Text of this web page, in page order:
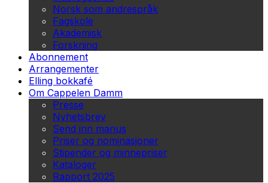
Norsk som andrespråk
Fagskole
Akademisk
Forskning
Abonnement
Arrangementer
Elling bokkafé
Om Cappelen Damm
Presse
Nyhetsbrev
Send inn manus
Priser og nominasjoner
Stipender og minnepriser
Kataloger
Rapport 2025